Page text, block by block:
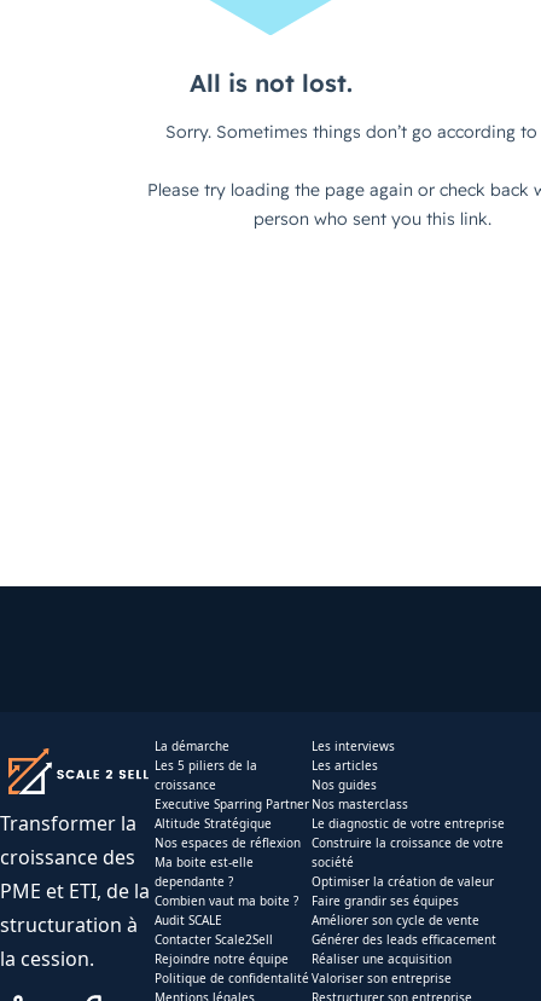
Transformer la
croissance des
PME et ETI, de la
structuration à
la cession.
La démarche
Les 5 piliers de la
croissance
Executive Sparring Partner
Altitude Stratégique
Nos espaces de réflexion
Ma boite est-elle
dependante ?
Combien vaut ma boite ?
Audit SCALE
Contacter Scale2Sell
Rejoindre notre équipe
Politique de confidentalité
Les interviews
Les articles
Nos guides
Nos masterclass
Le diagnostic de votre entreprise
Construire la croissance de votre
société
Optimiser la création de valeur
Faire grandir ses équipes
Améliorer son cycle de vente
Générer des leads efficacement
Réaliser une acquisition
Valoriser son entreprise